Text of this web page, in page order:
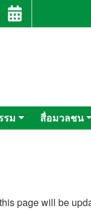
รม สื่อมวลชน
page will be